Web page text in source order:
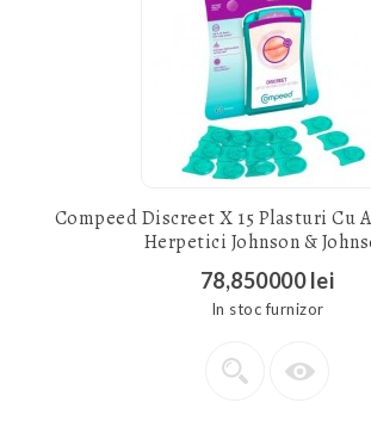
Compeed Discreet X 15 Plasturi Cu
Herpetici Johnson &
78,850000 lei
In stoc furnizor